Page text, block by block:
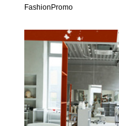
FashionPromo